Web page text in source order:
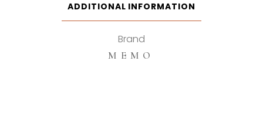
quantity
ADDITIONAL INFORMATION
Brand
MEMO